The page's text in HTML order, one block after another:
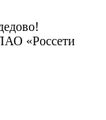
«Россети